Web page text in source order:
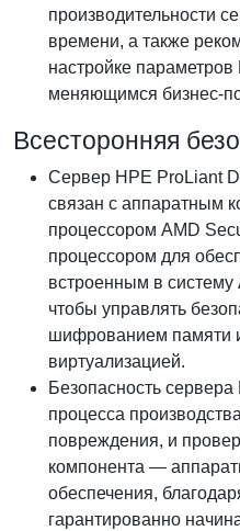
производительности
времени, а также
настройке
меняющимся бизнес-
Всесторонняя
Сервер HPE ProLiant
связан с аппаратным
процессором AMD
процессором для
встроенным в систему
чтобы управлять
шифрованием памяти
виртуализацией.
Безопасность
процесса
повреждения, и
компонента —
обеспечения,
гарантированно